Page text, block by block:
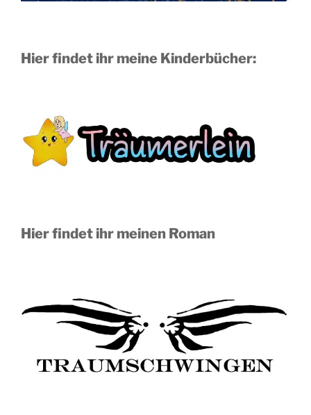
Hier findet ihr meine Kinderbücher:
Hier findet ihr meinen Roman